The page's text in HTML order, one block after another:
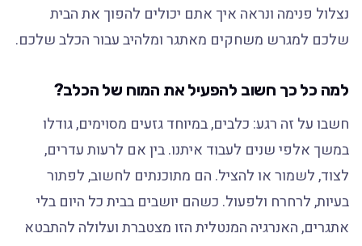
נצלול פנימה ונראה איך אתם יכולים להפוך את הבית
שלכם למגרש משחקים מאתגר ומלהיב עבור הכלב שלכם.
למה כל כך חשוב להפעיל את המוח של הכלב?
חשבו על זה רגע: כלבים, במיוחד גזעים מסוימים, גודלו
במשך אלפי שנים לעבוד איתנו. בין אם לרעות עדרים,
לצוד, לשמור או להציל. הם מתוכנתים לחשוב, לפתור
בעיות, לרחרח ולפעול. כשהם יושבים בבית כל היום בלי
אתגרים, האנרגיה המנטלית הזו מצטברת ועלולה להתבטא